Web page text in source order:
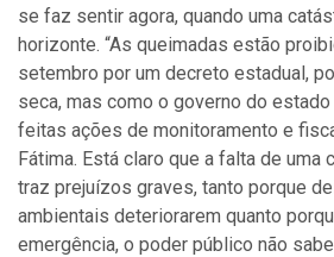
se faz sentir agora, quando uma
horizonte. “As queimadas estão
setembro por um decreto estadual,
seca, mas como o governo do
feitas ações de monitoramento e
Fátima. Está claro que a falta de uma
traz prejuízos graves, tanto porque
ambientais deteriorarem quanto
emergência, o poder público não